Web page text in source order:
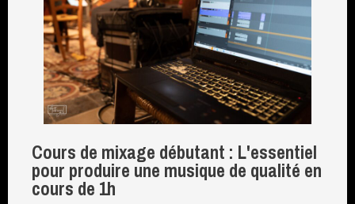
Cours de mixage débutant : L'essentiel
pour produire une musique de qualité en
cours de 1h